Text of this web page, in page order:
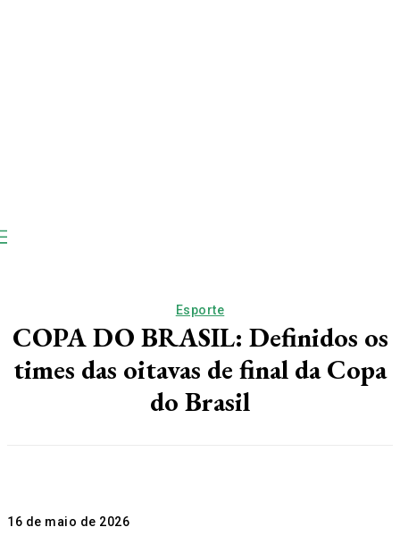
Esporte
COPA DO BRASIL: Definidos os
times das oitavas de final da Copa
do Brasil
16 de maio de 2026